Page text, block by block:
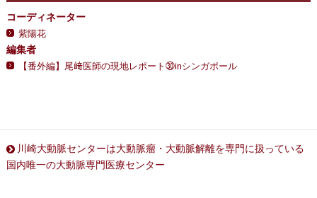
コーディネーター
紫陽花
編集者
【番外編】尾﨑医師の現地レポート㉚inシンガポール
川崎大動脈センターは大動脈瘤・大動脈解離を専門に扱っている
国内唯一の大動脈専門医療センター